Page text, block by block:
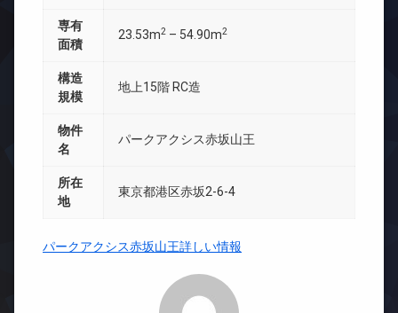
専有
面積
23.53m2 – 54.90m2
構造
規模
地上15階 RC造
物件
名
パークアクシス赤坂山王
所在
地
東京都港区赤坂2-6-4
パークアクシス赤坂山王詳しい情報